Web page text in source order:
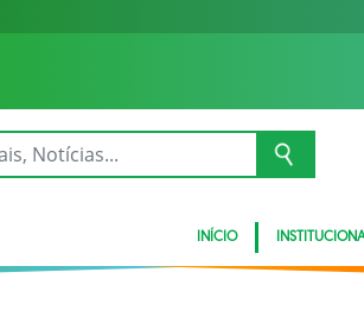
INÍCIO